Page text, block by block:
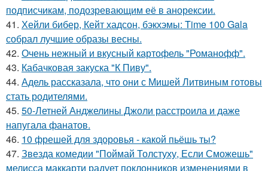
подписчикам, подозревающим её в анорексии.
41. Хейли бибер, Кейт хадсон, бэкхэмы: Time 100 Gala
собрал лучшие образы весны.
42. Очень нежный и вкусный картофель "Романофф".
43. Кабачковая закуска "К Пиву".
44. Адель рассказала, что они с Мишей Литвиным готовы
стать родителями.
45. 50-Летней Анджелины Джоли расстроила и даже
напугала фанатов.
46. 10 фрешей для здоровья - какой пьёшь ты?
47. Звезда комедии "Поймай Толстуху, Если Сможешь"
мелисса маккарти радует поклонников изменениями в